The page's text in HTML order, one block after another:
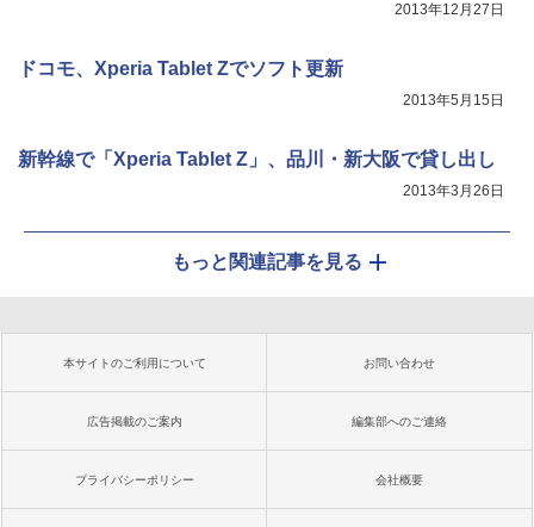
2013年12月27日
ドコモ、Xperia Tablet Zでソフト更新
2013年5月15日
新幹線で「Xperia Tablet Z」、品川・新大阪で貸し出し
2013年3月26日
もっと関連記事を見る
本サイトのご利用について お問い合わせ
広告掲載のご案内 編集部へのご連絡
プライバシーポリシー 会社概要